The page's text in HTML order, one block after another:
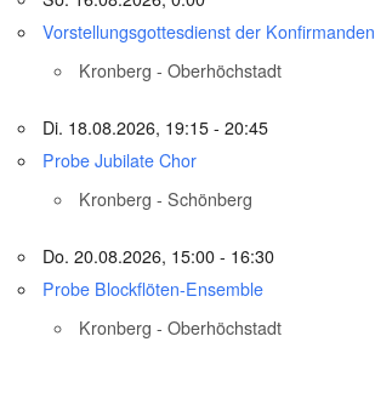
Vorstellungsgottesdienst der Konfirmanden
Kronberg - Oberhöchstadt
Di. 18.08.2026, 19:15 - 20:45
Probe Jubilate Chor
Kronberg - Schönberg
Do. 20.08.2026, 15:00 - 16:30
Probe Blockflöten-Ensemble
Kronberg - Oberhöchstadt